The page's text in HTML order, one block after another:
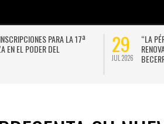
PARA LA 17ª
EN EL PODER DEL
29
JUL 2026
“LA